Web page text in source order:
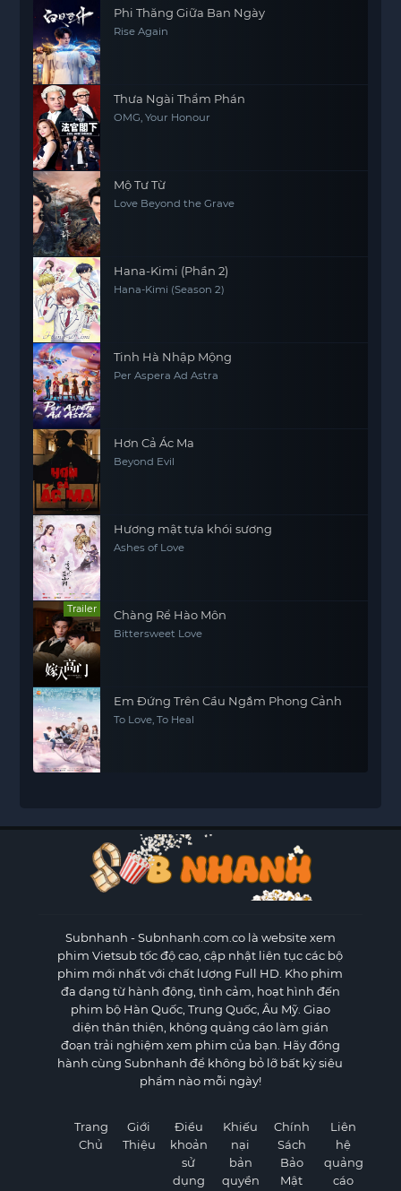
Phi Thăng Giữa Ban Ngày
Rise Again
Thưa Ngài Thẩm Phán
OMG, Your Honour
Mộ Tư Từ
Love Beyond the Grave
Hana-Kimi (Phần 2)
Hana-Kimi (Season 2)
Tinh Hà Nhập Mộng
Per Aspera Ad Astra
Hơn Cả Ác Ma
Beyond Evil
Hương mật tựa khói sương
Ashes of Love
Trailer Chàng Rể Hào Môn
Bittersweet Love
Em Đứng Trên Cầu Ngắm Phong Cảnh
To Love, To Heal
Subnhanh - Subnhanh.com.co là website xem
phim Vietsub tốc độ cao, cập nhật liên tục các bộ
phim mới nhất với chất lượng Full HD. Kho phim
đa dạng từ hành động, tình cảm, hoạt hình đến
phim bộ Hàn Quốc, Trung Quốc, Âu Mỹ. Giao
diện thân thiện, không quảng cáo làm gián
đoạn trải nghiệm xem phim của bạn. Hãy đồng
hành cùng Subnhanh để không bỏ lỡ bất kỳ siêu
phẩm nào mỗi ngày!
Trang
Chủ
Giới
Thiệu
Điều
khoản
sử
dụng
Khiếu
nại
bản
quyền
Chính
Sách
Bảo
Mật
Liên
hệ
quảng
cáo